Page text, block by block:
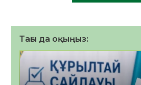
Тағы да оқыңыз: